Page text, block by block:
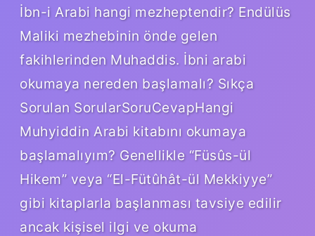
İbn-i Arabi hangi mezheptendir? Endülüs
Maliki mezhebinin önde gelen
fakihlerinden Muhaddis. İbni arabi
okumaya nereden başlamalı? Sıkça
Sorulan SorularSoruCevapHangi
Muhyiddin Arabi kitabını okumaya
başlamalıyım? Genellikle “Füsûs-ül
Hikem” veya “El-Fütûhât-ül Mekkiyye”
gibi kitaplarla başlanması tavsiye edilir
ancak kişisel ilgi ve okuma